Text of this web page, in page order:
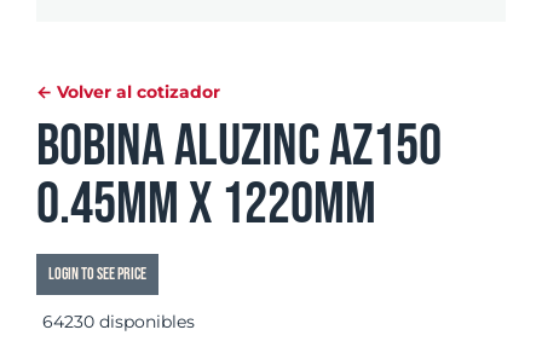
← Volver al cotizador
Bobina Aluzinc AZ150
0.45mm x 1220mm
Login to see price
64230 disponibles